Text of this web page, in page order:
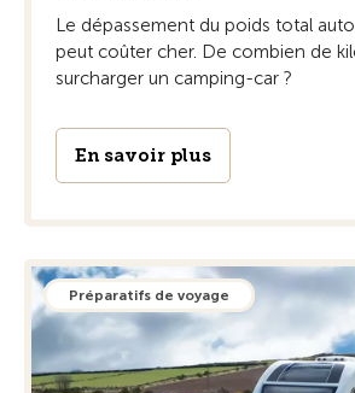
Le dépassement du poids total
peut coûter cher. De combien de
surcharger un camping-car ?
En savoir plus
Préparatifs de voyage